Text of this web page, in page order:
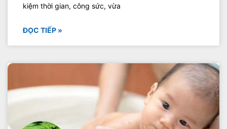
kiệm thời gian, công sức, vừa
ĐỌC TIẾP »